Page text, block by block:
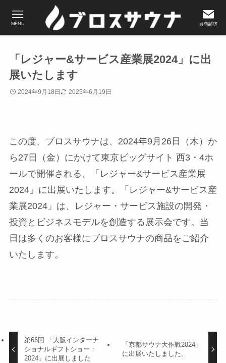
資料請求
MENU
「レジャー&サービス産業展2024」に出
展いたします
2024年9月18日 2025年6月19日
この度、ブロスサウナは、2024年9月26日（木）か
ら27日（金）にかけて東京ビッグサイト 西3・4ホ
ールで開催される、「レジャー&サービス産業展
2024」に出展いたします。「レジャー&サービス産
業展2024」は、レジャー・サービス施設の開発・
投資とビジネスモデルを創造する展示会です。当
日は多くのお客様にブロスサウナの商品をご紹介
いたします。
第66回 「大阪インターナ
ショナルギフトショー：
2024」に出展しました
「京都サウナ大作戦2024」
に出展いたしました。